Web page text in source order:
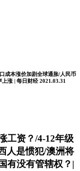
成本涨价加剧全球通胀/人民币
涨 | 每日财经 2021.03.31
工资？/4-12年级
人是惯犯/澳洲将
有没有管辖权？|